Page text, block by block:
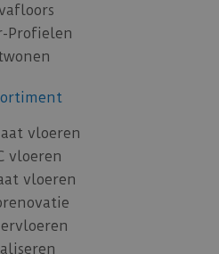
Profielen
vloeren
vloeren
vloeren